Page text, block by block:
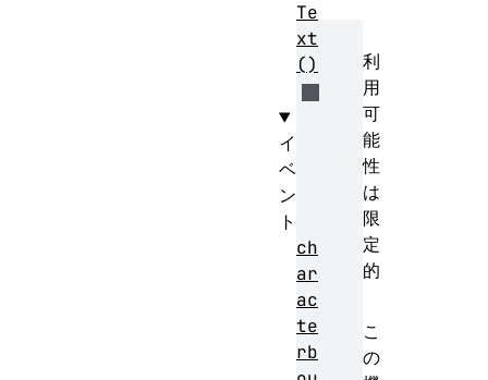
利
用
可
能
性
は
限
定
的
こ
の
Te
xt
()
イ
ベ
ン
ト
ch
ar
ac
te
rb